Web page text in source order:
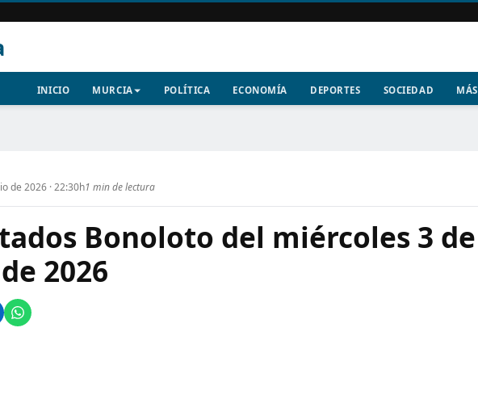
INICIO MURCIA POLÍTICA ECONOMÍA DEPORTES SOCIEDAD MÁS
de 2026 · 22:30h1 min de lectura
Bonoloto del miércoles 3 de
2026